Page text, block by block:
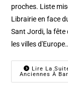
proches. Liste
Librairie en face
Sant Jordi, la fête
les villes
Lire La
Anciennes À